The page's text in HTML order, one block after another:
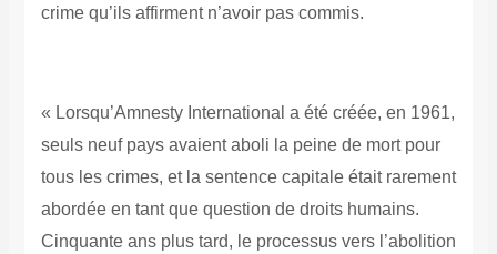
crime qu’ils affirment n’avoir pas commis.
« Lorsqu’Amnesty International a été créée, en 1961,
seuls neuf pays avaient aboli la peine de mort pour
tous les crimes, et la sentence capitale était rarement
abordée en tant que question de droits humains.
Cinquante ans plus tard, le processus vers l’abolition